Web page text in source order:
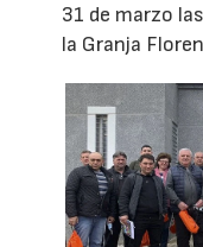
31 de marzo
la Granja